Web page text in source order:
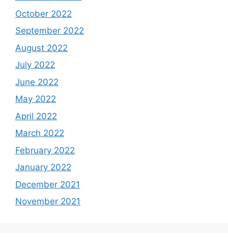
October 2022
September 2022
August 2022
July 2022
June 2022
May 2022
April 2022
March 2022
February 2022
January 2022
December 2021
November 2021